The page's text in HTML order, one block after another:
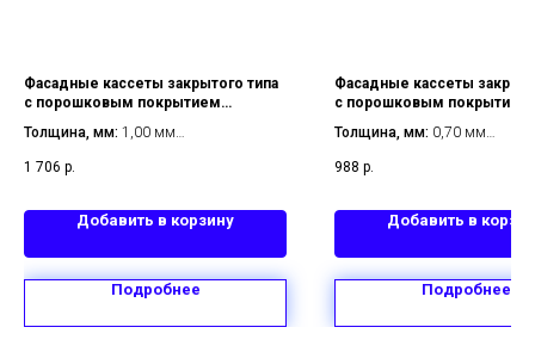
Фасадные кассеты закрытого типа
с порошковым покрытием
Толщина, мм: 1,00 мм
Металл:
покрытием
1 706 р.
Добавить в корзину
Подробнее
Фасадные кассеты
с порошковым покрытием
Толщина, мм: 0,70 мм
Металл:
покрытием
988 р.
Добавить в
Подробнее